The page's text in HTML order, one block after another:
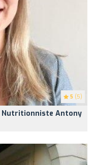
5 (5)
Nutritionniste Antony